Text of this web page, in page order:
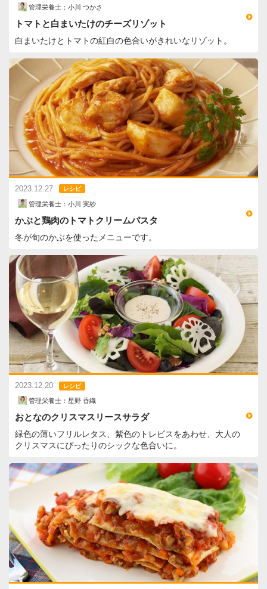
管理栄養士：小川 つかさ
トマトと白まいたけのチーズリゾット
白まいたけとトマトの紅白の色合いがきれいなリゾット。
2023.12.27 レシピ
管理栄養士：小川 実紗
かぶと鶏肉のトマトクリームパスタ
冬が旬のかぶを使ったメニューです。
2023.12.20 レシピ
管理栄養士：星野 香織
おとなのクリスマスリースサラダ
緑色の薄いフリルレタス、紫色のトレビスをあわせ、大人の
クリスマスにぴったりのシックな色合いに。